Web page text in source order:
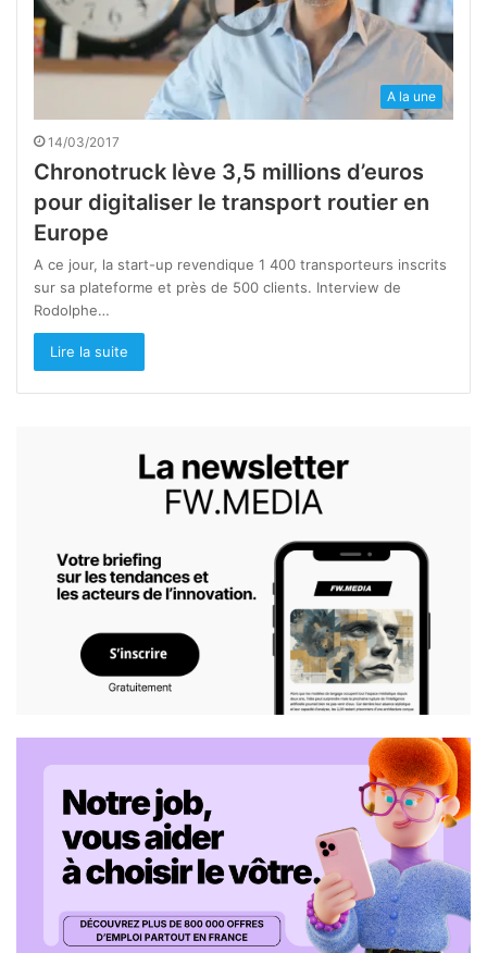
A la une
14/03/2017
Chronotruck lève 3,5 millions d’euros
pour digitaliser le transport routier en
Europe
A ce jour, la start-up revendique 1 400 transporteurs inscrits
sur sa plateforme et près de 500 clients. Interview de
Rodolphe…
Lire la suite